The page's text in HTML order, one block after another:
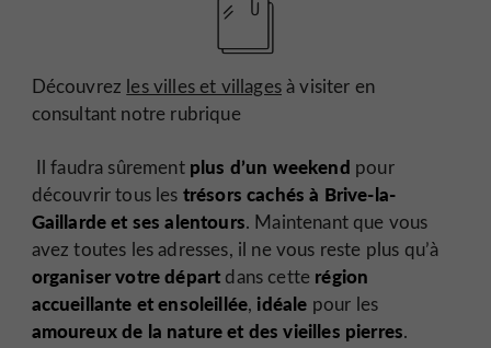
Découvrez les villes et villagesà visiter en
consultant notre rubrique
Il faudra sûrementplus d’un weekend pour
découvrir tous les trésors cachés à Brive-la-
Gaillarde et ses alentours. Maintenant que vous
avez toutes les adresses, il ne vous reste plus qu’à
organiser votre départ dans cette région
accueillante et ensoleillée, idéale pour les
amoureux de la nature et des vieilles pierres.